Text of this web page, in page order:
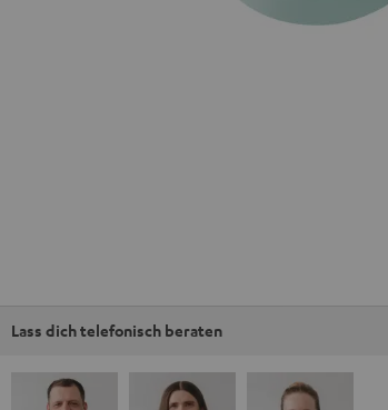
Lass dich telefonisch beraten